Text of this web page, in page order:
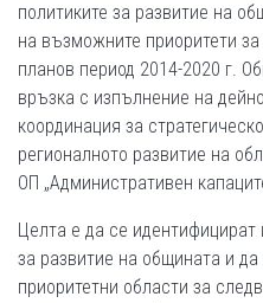
политиките за развитие на
на възможните приоритети
планов период 2014-2020 г.
връзка с изпълнение на
координация за
регионалното развитие на
ОП „Административен
Целта е да се
за развитие на общината и
приоритетни области за